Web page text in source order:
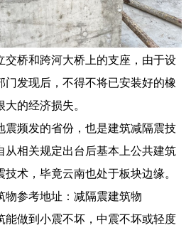
交桥和跨河大桥上的支座，由于设
门发现后，不得不将已安装好的橡
的经济损失。
震频发的省份，也是建筑减隔震技
从相关规定出台后基本上公共建筑
术，毕竟云南也处于板块边缘。
物参考地址：减隔震建筑物
能做到小震不坏，中震不坏或轻度